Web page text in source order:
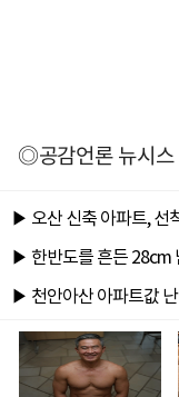
◎공감언론 뉴시스